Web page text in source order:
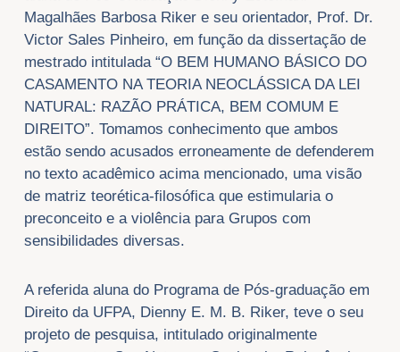
Magalhães Barbosa Riker e seu orientador, Prof. Dr.
Victor Sales Pinheiro, em função da dissertação de
mestrado intitulada “O BEM HUMANO BÁSICO DO
CASAMENTO NA TEORIA NEOCLÁSSICA DA LEI
NATURAL: RAZÃO PRÁTICA, BEM COMUM E
DIREITO”. Tomamos conhecimento que ambos
estão sendo acusados erroneamente de defenderem
no texto acadêmico acima mencionado, uma visão
de matriz teorética-filosófica que estimularia o
preconceito e a violência para Grupos com
sensibilidades diversas.
A referida aluna do Programa de Pós-graduação em
Direito da UFPA, Dienny E. M. B. Riker, teve o seu
projeto de pesquisa, intitulado originalmente